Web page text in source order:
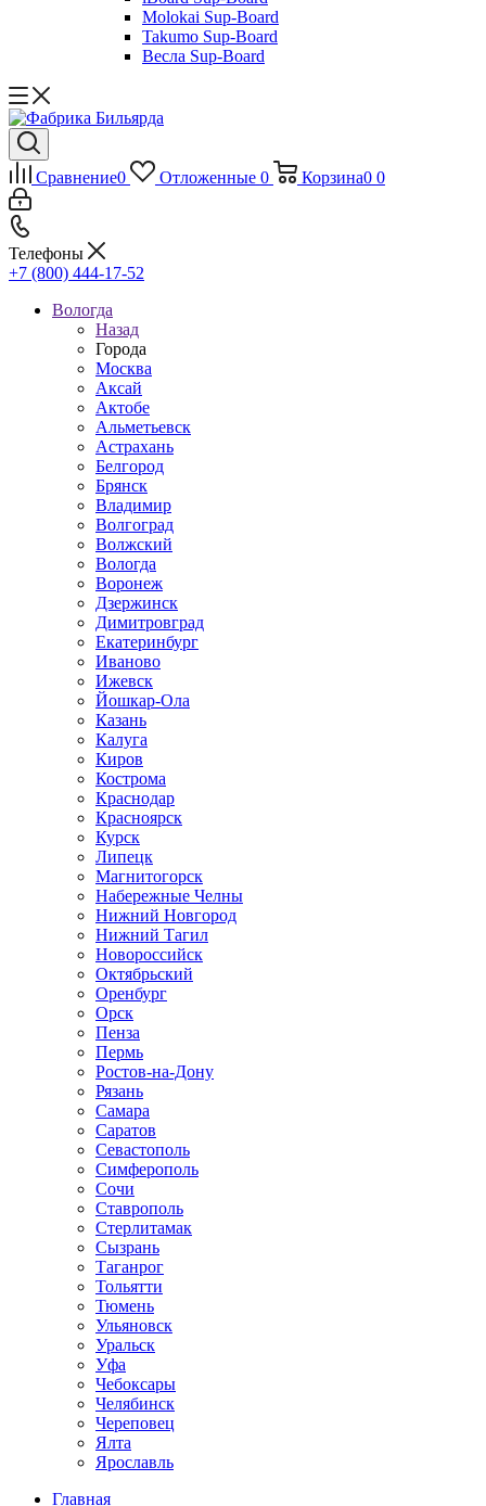
Molokai Sup-Board
Takumo Sup-Board
Весла Sup-Board
Сравнение0 Отложенные 0 Корзина0 0
Телефоны
+7 (800) 444-17-52
Вологда
Назад
Города
Москва
Аксай
Актобе
Альметьевск
Астрахань
Белгород
Брянск
Владимир
Волгоград
Волжский
Вологда
Воронеж
Дзержинск
Димитровград
Екатеринбург
Иваново
Ижевск
Йошкар-Ола
Казань
Калуга
Киров
Кострома
Краснодар
Красноярск
Курск
Липецк
Магнитогорск
Набережные Челны
Нижний Новгород
Нижний Тагил
Новороссийск
Октябрьский
Оренбург
Орск
Пенза
Пермь
Ростов-на-Дону
Рязань
Самара
Саратов
Севастополь
Симферополь
Сочи
Ставрополь
Стерлитамак
Сызрань
Таганрог
Тольятти
Тюмень
Ульяновск
Уральск
Уфа
Чебоксары
Челябинск
Череповец
Ялта
Ярославль
Главная